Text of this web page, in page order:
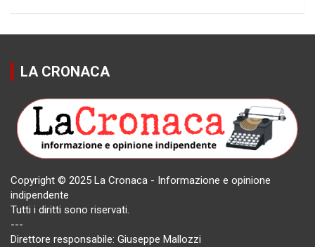
LA CRONACA
Copyright © 2025 La Cronaca - Informazione e opinione
indipendente
Tutti i diritti sono riservati.
---
Direttore responsabile: Giuseppe Mallozzi